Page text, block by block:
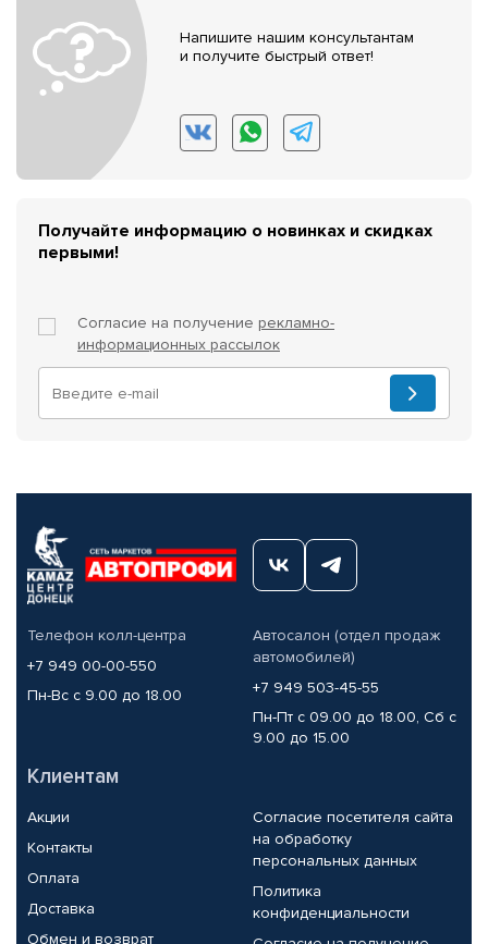
Напишите нашим консультантам
и получите быстрый ответ!
Получайте информацию о новинках и скидках
первыми!
Согласие на получение рекламно-
информационных рассылок
Телефон колл-центра
+7 949 00-00-550
Пн-Вс с 9.00 до 18.00
Автосалон (отдел продаж
автомобилей)
+7 949 503-45-55
Пн-Пт с 09.00 до 18.00, Сб с
9.00 до 15.00
Клиентам
Акции
Контакты
Оплата
Доставка
Обмен и возврат
Согласие посетителя сайта
на обработку
персональных данных
Политика
конфиденциальности